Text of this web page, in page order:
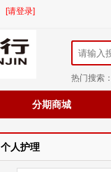
[请登录]
热门搜索：
分期商城
个人护理